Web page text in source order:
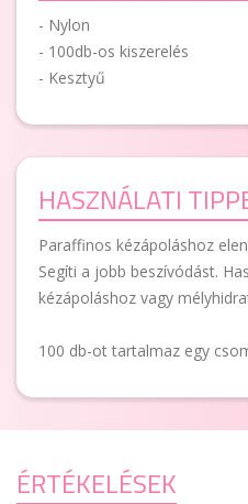
- Nylon
- 100db-os kiszerelés
- Kesztyű
HASZNÁLATI
Paraffinos kézápoláshoz
Segíti a jobb beszívódást.
kézápoláshoz vagy
100 db-ot tartalmaz egy
ÉRTÉKELÉSEK